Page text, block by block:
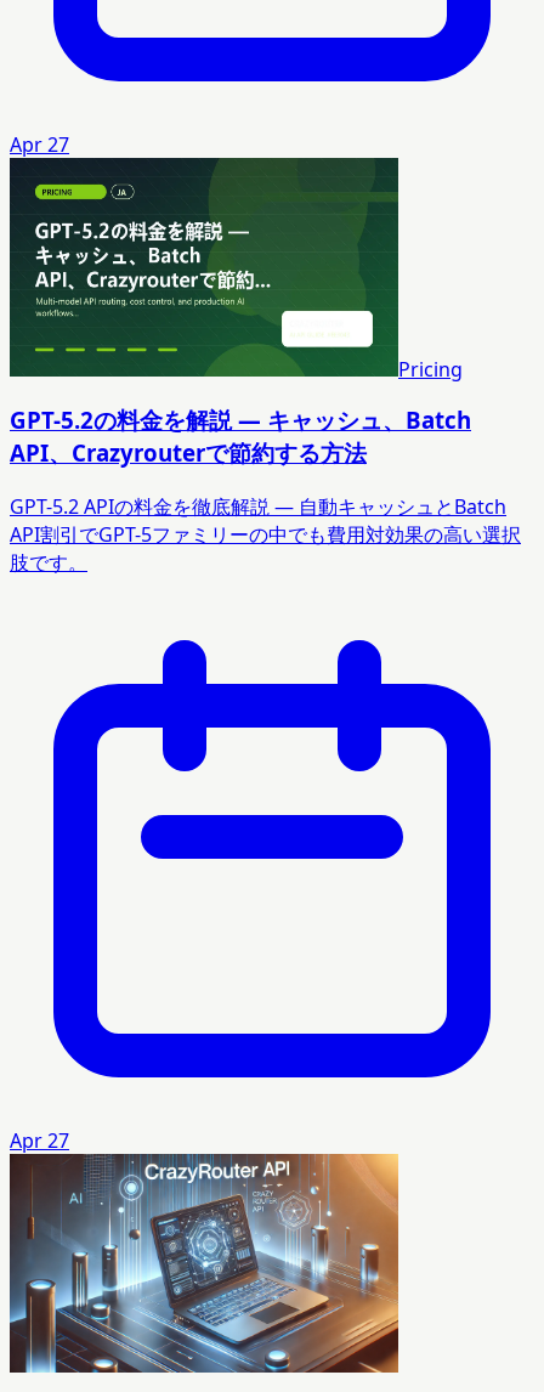
Apr 27
Pricing
GPT-5.2の料金を解説 — キャッシュ、Batch
API、Crazyrouterで節約する方法
GPT-5.2 APIの料金を徹底解説 — 自動キャッシュとBatch
API割引でGPT-5ファミリーの中でも費用対効果の高い選択
肢です。
Apr 27